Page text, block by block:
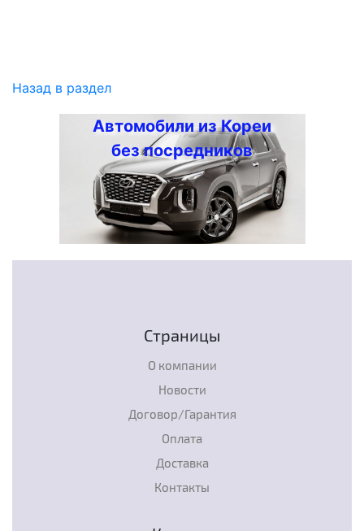
Назад в раздел
Автомобили из Кореи
без посредников
Страницы
О компании
Новости
Договор/Гарантия
Оплата
Доставка
Контакты